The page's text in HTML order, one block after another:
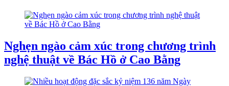
Nghẹn ngào cảm xúc trong chương trình
nghệ thuật về Bác Hồ ở Cao Bằng